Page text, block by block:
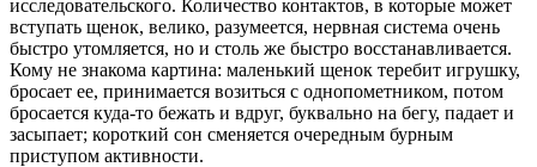
исследовательского. Количество контактов, в которые может
вступать щенок, велико, разумеется, нервная система очень
быстро утомляется, но и столь же быстро восстанавливается.
Кому не знакома картина: маленький щенок теребит игрушку,
бросает ее, принимается возиться с однопометником, потом
бросается куда-то бежать и вдруг, буквально на бегу, падает и
засыпает; короткий сон сменяется очередным бурным
приступом активности.